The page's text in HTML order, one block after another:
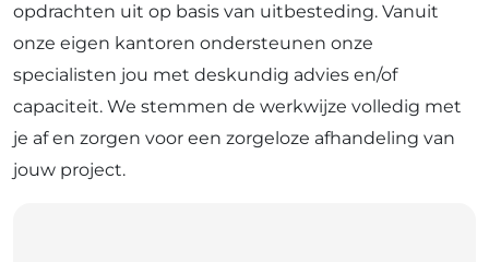
opdrachten uit op basis van uitbesteding. Vanuit
onze eigen kantoren ondersteunen onze
specialisten jou met deskundig advies en/of
capaciteit. We stemmen de werkwijze volledig met
je af en zorgen voor een zorgeloze afhandeling van
jouw project.